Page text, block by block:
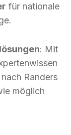
für nationale
: Mit
Randers
möglich